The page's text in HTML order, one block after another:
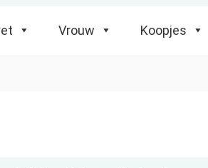
Vrouw Koopjes